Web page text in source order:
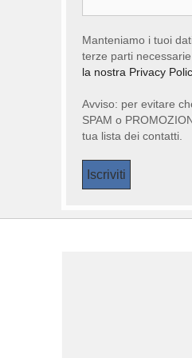
Manteniamo i tuoi
terze parti
la nostra Privacy
Avviso: per evitare
SPAM o
tua lista dei contatti.